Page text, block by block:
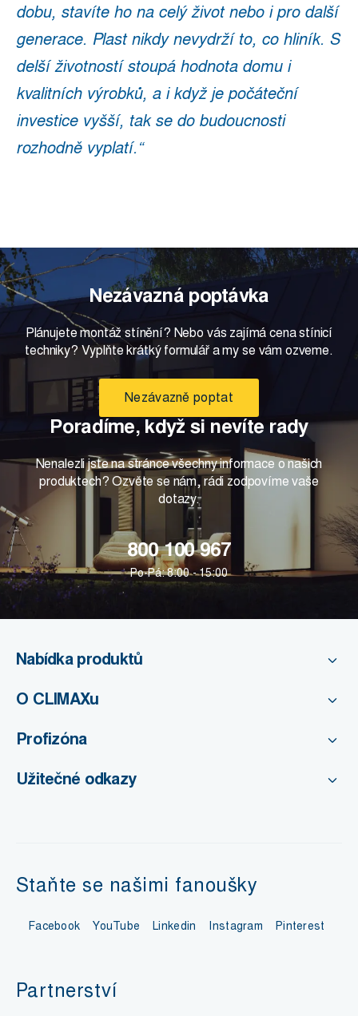
dobu, stavíte ho na celý život nebo i pro další
generace. Plast nikdy nevydrží to, co hliník. S
delší životností stoupá hodnota domu i
kvalitních výrobků, a i když je počáteční
investice vyšší, tak se do budoucnosti
rozhodně vyplatí.“
Nezávazná poptávka
Plánujete montáž stínění? Nebo vás zajímá cena stínicí
techniky? Vyplňte krátký formulář a my se vám ozveme.
Nezávazně poptat
Poradíme, když si nevíte rady
Nenalezli jste na stránce všechny informace o našich
produktech? Ozvěte se nám, rádi zodpovíme vaše
dotazy.
800 100 967
Po-Pá: 8:00 - 15:00
Nabídka produktů
O CLIMAXu
Profizóna
Užitečné odkazy
Staňte se našimi fanoušky
Facebook YouTube Linkedin Instagram Pinterest
Partnerství